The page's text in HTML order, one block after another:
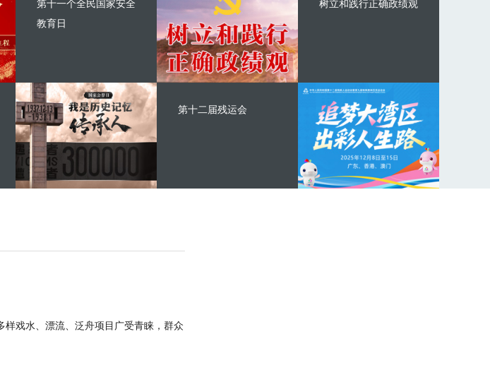
第十一个全民国家安全
教育日
树立和践行正确政绩观
第十二届残运会
戏水、漂流、泛舟项目广受青睐，群众